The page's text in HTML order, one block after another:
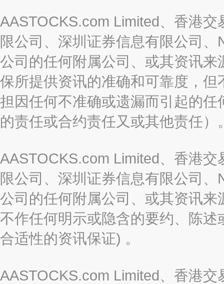
AASTOCKS.com Limited、香港
限公司、深圳证券信息有限公司
公司的任何附属公司、或其资讯
保所提供资讯的准确和可靠度，
担因任何不准确或遗漏而引起的
的责任或合约责任又或其他责任）
AASTOCKS.com Limited、香港
限公司、深圳证券信息有限公司
公司的任何附属公司、或其资讯
不作任何明示或隐含的要约、陈
合适性的资讯保证) 。
AASTOCKS.com Limited、香港